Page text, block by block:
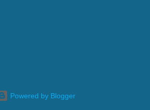
Powered by Blogger